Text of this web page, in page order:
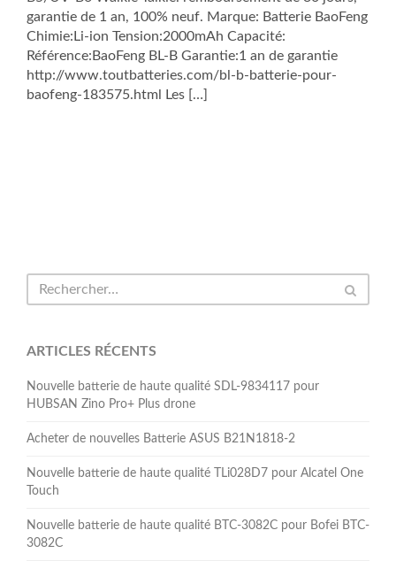
garantie de 1 an, 100% neuf. Marque: Batterie BaoFeng
Chimie:Li-ion Tension:2000mAh Capacité:
Référence:BaoFeng BL-B Garantie:1 an de garantie
http://www.toutbatteries.com/bl-b-batterie-pour-
baofeng-183575.html Les […]
ARTICLES RÉCENTS
Nouvelle batterie de haute qualité SDL-9834117 pour
HUBSAN Zino Pro+ Plus drone
Acheter de nouvelles Batterie ASUS B21N1818-2
Nouvelle batterie de haute qualité TLi028D7 pour Alcatel One
Touch
Nouvelle batterie de haute qualité BTC-3082C pour Bofei BTC-
3082C